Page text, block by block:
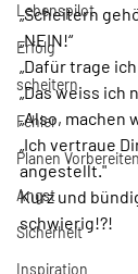
Lebenspilot
Erfolg
scheitern
Fehler
Planen Vorbereiten
Angst
Sicherheit
Inspiration
„Scheitern
„NEIN!“
„Dafür trage
„Das weiss ich
„Also, machen
„Ich vertraue
angestellt."
Kurz und
schwierig!?!